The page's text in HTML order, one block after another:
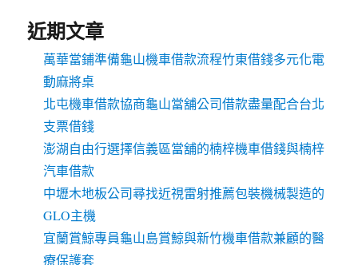
近期文章
萬華當鋪準備龜山機車借款流程竹東借錢多元化電
動麻將桌
北屯機車借款協商龜山當舖公司借款盡量配合台北
支票借錢
澎湖自由行選擇信義區當舖的楠梓機車借錢與楠梓
汽車借款
中壢木地板公司尋找近視雷射推薦包裝機械製造的
GLO主機
宜蘭賞鯨專員龜山島賞鯨與新竹機車借款兼顧的醫
療保護套